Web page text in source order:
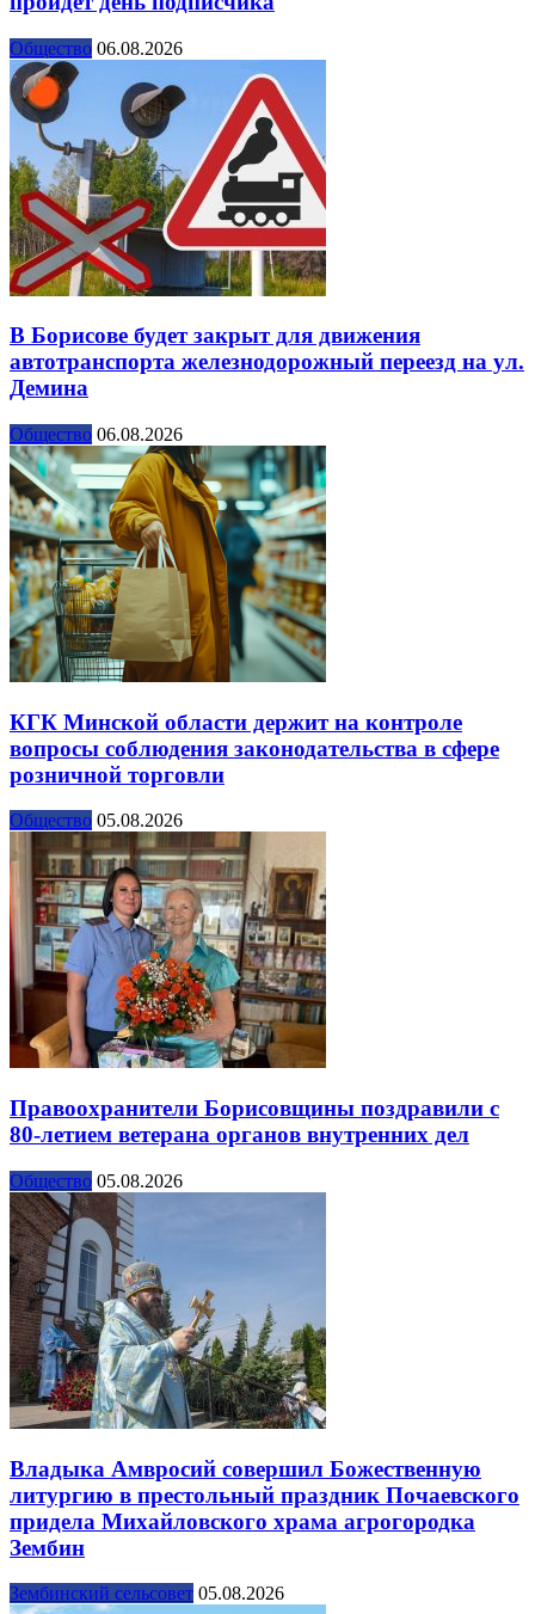
Общество 06.08.2026
В Борисове будет закрыт для движения
автотранспорта железнодорожный переезд на ул.
Демина
Общество 06.08.2026
КГК Минской области держит на контроле
вопросы соблюдения законодательства в сфере
розничной торговли
Общество 05.08.2026
Правоохранители Борисовщины поздравили с
80-летием ветерана органов внутренних дел
Общество 05.08.2026
Владыка Амвросий совершил Божественную
литургию в престольный праздник Почаевского
придела Михайловского храма агрогородка
Зембин
Зембинский сельсовет 05.08.2026